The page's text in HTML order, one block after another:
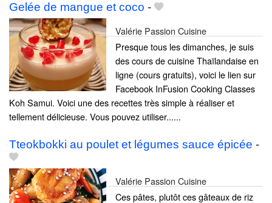
Gelée de mangue et coco -
Valérie Passion Cuisine
Presque tous les dimanches, je suis
des cours de cuisine Thaïlandaise en
ligne (cours gratuits), voici le lien sur
Facebook InFusion Cooking Classes
Koh Samui. Voici une des recettes très simple à réaliser et
tellement délicieuse. Vous pouvez utiliser......
Tteokbokki au poulet et légumes sauce épicée -
Valérie Passion Cuisine
Ces pâtes, plutôt ces gâteaux de riz